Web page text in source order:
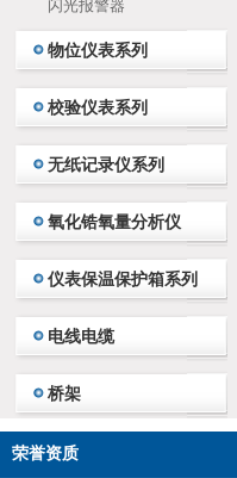
闪光报警器
物位仪表系列
校验仪表系列
无纸记录仪系列
氧化锆氧量分析仪
仪表保温保护箱系列
电线电缆
桥架
荣誉资质